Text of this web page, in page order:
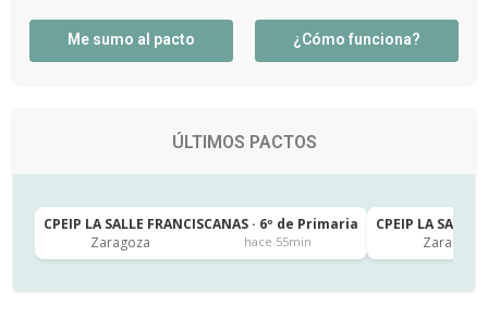
Me sumo al pacto ¿Cómo funciona?
ÚLTIMOS PACTOS
CPEIP LA SALLE FRANCISCANAS · 6º de Primaria
Zaragoza
hace 55min
CPEIP LA SALLE
Zaragoza